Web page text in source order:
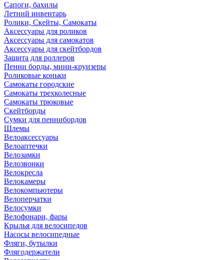
Сапоги, бахилы
Летний инвентарь
Ролики, Скейты, Самокаты
Аксессуары для роликов
Аксессуары для самокатов
Аксессуары для скейтбордов
Защита для роллеров
Пенни борды, мини-круизеры
Роликовые коньки
Самокаты городские
Самокаты трехколесные
Самокаты трюковые
Скейтборды
Сумки для пеннибордов
Шлемы
Велоаксессуары
Велоаптечки
Велозамки
Велозвонки
Велокресла
Велокамеры
Велокомпьютеры
Велоперчатки
Велосумки
Велофонари, фары
Крылья для велосипедов
Насосы велосипедные
Фляги, бутылки
Флягодержатели